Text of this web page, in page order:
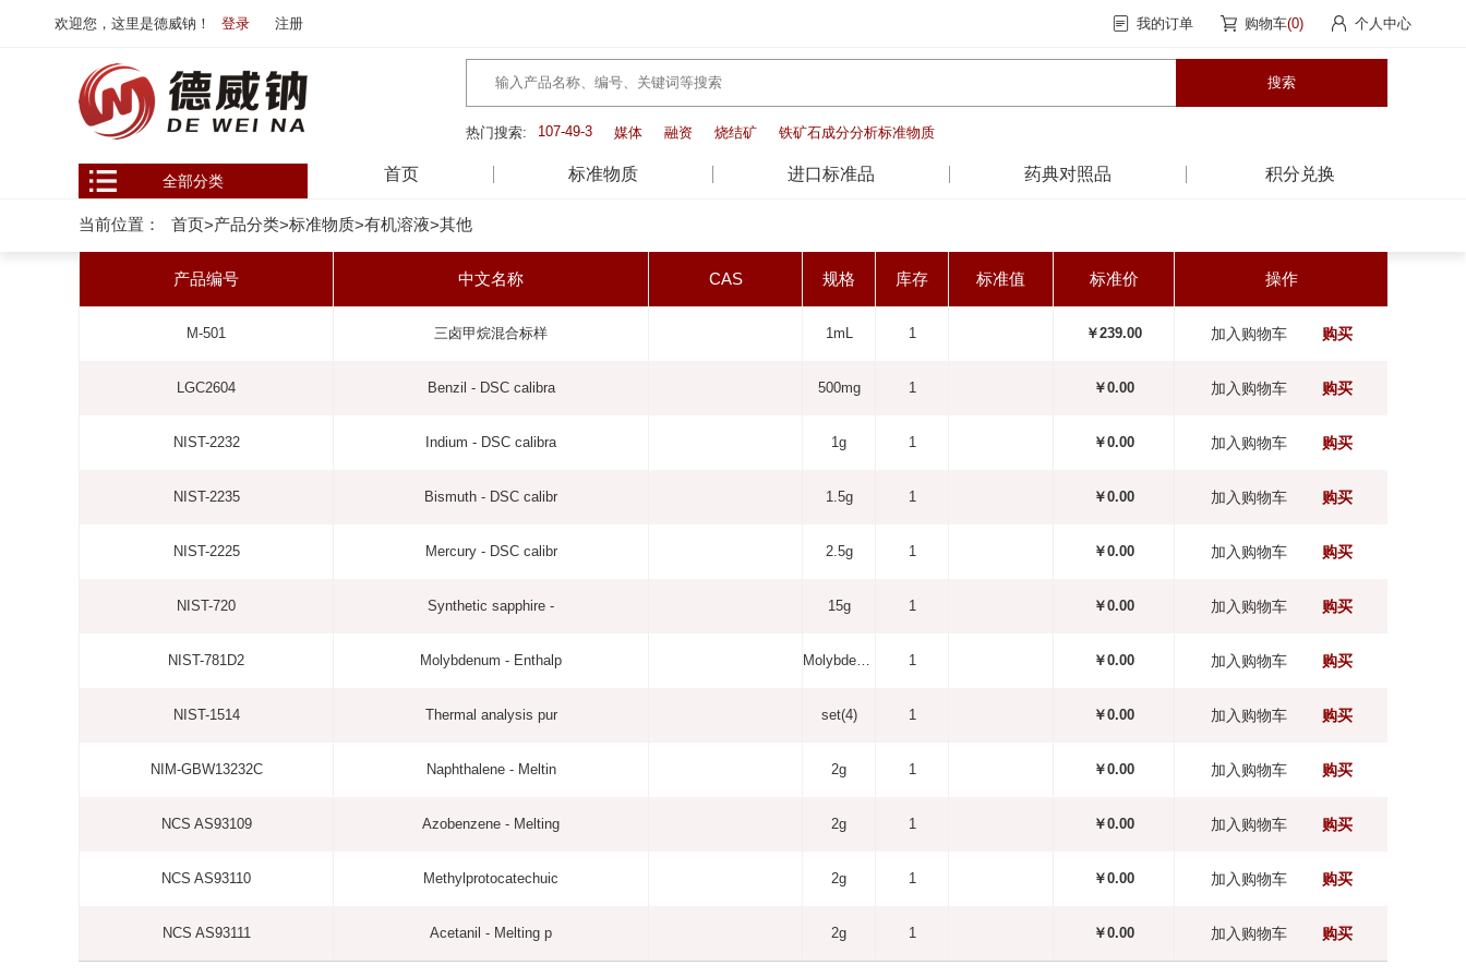
欢迎您，这里是德威钠！ 登录 注册 我的订单 购物车(0) 个人中心
热门搜索: 107-49-3 媒体 融资 烧结矿 铁矿石成分分析标准物质
全部分类 首页 标准物质 进口标准品 药典对照品 积分兑换
当前位置： 首页>产品分类>标准物质>有机溶液>其他
产品编号 中文名称 CAS 规格 库存 标准值 标准价 操作
M-501 三卤甲烷混合标样 1mL 1 ￥239.00 加入购物车 购买
LGC2604 Benzil - DSC calibra 500mg 1 ￥0.00 加入购物车 购买
NIST-2232 Indium - DSC calibra 1g 1 ￥0.00 加入购物车 购买
NIST-2235 Bismuth - DSC calibr 1.5g 1 ￥0.00 加入购物车 购买
NIST-2225 Mercury - DSC calibr 2.5g 1 ￥0.00 加入购物车 购买
NIST-720 Synthetic sapphire - 15g 1 ￥0.00 加入购物车 购买
NIST-781D2 Molybdenum - Enthalp Molybdenum - Enthalpy and heat capacity 1 ￥0.00 加入购物车 购买
NIST-1514 Thermal analysis pur set(4) 1 ￥0.00 加入购物车 购买
NIM-GBW13232C Naphthalene - Meltin 2g 1 ￥0.00 加入购物车 购买
NCS AS93109 Azobenzene - Melting 2g 1 ￥0.00 加入购物车 购买
NCS AS93110 Methylprotocatechuic 2g 1 ￥0.00 加入购物车 购买
NCS AS93111 Acetanil - Melting p 2g 1 ￥0.00 加入购物车 购买